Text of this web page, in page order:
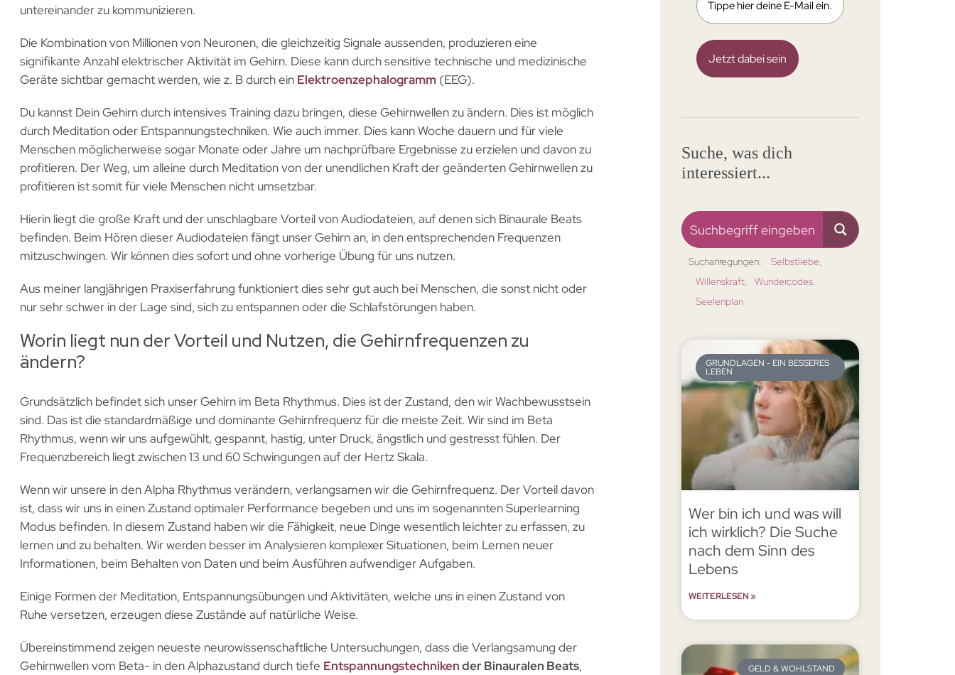
untereinander zu kommunizieren.
Die Kombination von Millionen von Neuronen, die gleichzeitig Signale aussenden, produzieren eine
signifikante Anzahl elektrischer Aktivität im Gehirn. Diese kann durch sensitive technische und medizinische
Geräte sichtbar gemacht werden, wie z. B durch ein Elektroenzephalogramm(EEG).
Du kannst Dein Gehirn durch intensives Training dazu bringen, diese Gehirnwellen zu ändern. Dies ist möglich
durch Meditation oder Entspannungstechniken. Wie auch immer. Dies kann Woche dauern und für viele
Menschen möglicherweise sogar Monate oder Jahre um nachprüfbare Ergebnisse zu erzielen und davon zu
profitieren. Der Weg, um alleine durch Meditation von der unendlichen Kraft der geänderten Gehirnwellen zu
profitieren ist somit für viele Menschen nicht umsetzbar.
Hierin liegt die große Kraft und der unschlagbare Vorteil von Audiodateien, auf denen sich Binaurale Beats
befinden. Beim Hören dieser Audiodateien fängt unser Gehirn an, in den entsprechenden Frequenzen
mitzuschwingen. Wir können dies sofort und ohne vorherige Übung für uns nutzen.
Aus meiner langjährigen Praxiserfahrung funktioniert dies sehr gut auch bei Menschen, die sonst nicht oder
nur sehr schwer in der Lage sind, sich zu entspannen oder die Schlafstörungen haben.
Worin liegt nun der Vorteil und Nutzen, die Gehirnfrequenzen zu
ändern?
Grundsätzlich befindet sich unser Gehirn im Beta Rhythmus. Dies ist der Zustand, den wir Wachbewusstsein
sind. Das ist die standardmäßige und dominante Gehirnfrequenz für die meiste Zeit. Wir sind im Beta
Rhythmus, wenn wir uns aufgewühlt, gespannt, hastig, unter Druck, ängstlich und gestresst fühlen. Der
Frequenzbereich liegt zwischen 13 und 60 Schwingungen auf der Hertz Skala.
Wenn wir unsere in den Alpha Rhythmus verändern, verlangsamen wir die Gehirnfrequenz. Der Vorteil davon
ist, dass wir uns in einen Zustand optimaler Performance begeben und uns im sogenannten Superlearning
Modus befinden. In diesem Zustand haben wir die Fähigkeit, neue Dinge wesentlich leichter zu erfassen, zu
lernen und zu behalten. Wir werden besser im Analysieren komplexer Situationen, beim Lernen neuer
Informationen, beim Behalten von Daten und beim Ausführen aufwendiger Aufgaben.
Einige Formen der Meditation, Entspannungsübungen und Aktivitäten, welche uns in einen Zustand von
Ruhe versetzen, erzeugen diese Zustände auf natürliche Weise.
Übereinstimmend zeigen neueste neurowissenschaftliche Untersuchungen, dass die Verlangsamung der
Gehirnwellen vom Beta- in den Alphazustand durch tiefe Entspannungstechnikender Binauralen Beats,
Jetzt dabei sein
Suche, was dich
interessiert...
Suchanregungen:
Selbstliebe
Willenskraft
Wundercodes
Seelenplan
GRUNDLAGEN - EIN BESSERES
LEBEN
Wer bin ich und was will
ich wirklich? Die Suche
nach dem Sinn des
Lebens
WEITERLESEN »
GELD & WOHLSTAND